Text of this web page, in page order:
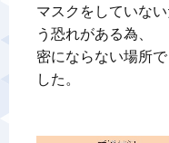
マスクをしていな
う恐れがある為、
密にならない場所
した。